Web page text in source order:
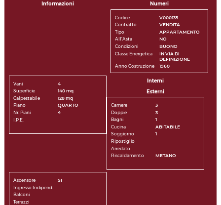
Informazioni Numeri
Codice
V000135
Contratto
VENDITA
Tipo
APPARTAMENTO
All'Asta
NO
Condizioni
BUONO
Classe Energetica
IN VIA DI
DEFINIZIONE
Anno Costruzione
1960
Vani
4
Superficie
140 mq
Calpestabile
128 mq
Piano
QUARTO
Nr. Piani
4
I.P.E.
Interni
Esterni
Camere
3
Doppie
3
Bagni
1
Cucina
ABITABILE
Soggiorno
1
Ripostiglio
Arredato
Riscaldamento
METANO
Ascensore
SI
Ingresso Indipend.
Balconi
Terrazzi